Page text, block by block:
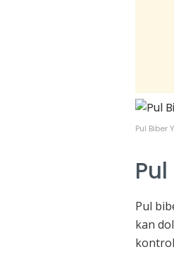
Pul Biber
Pul
kan